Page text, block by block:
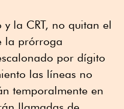
la CRT, no quitan el
la prórroga
por dígito
las líneas no
temporalmente en